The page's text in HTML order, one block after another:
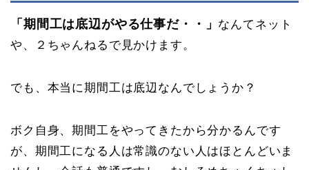
「期間工は底辺がやる仕事だ・・」 なんてネット
や、２ちゃんねるで見かけます。
でも、本当に期間工は底辺なんでしょうか？
ボク自身、期間工をやってきたから分かるんです
が、期間工になる人は常識のない人はほとんどいま